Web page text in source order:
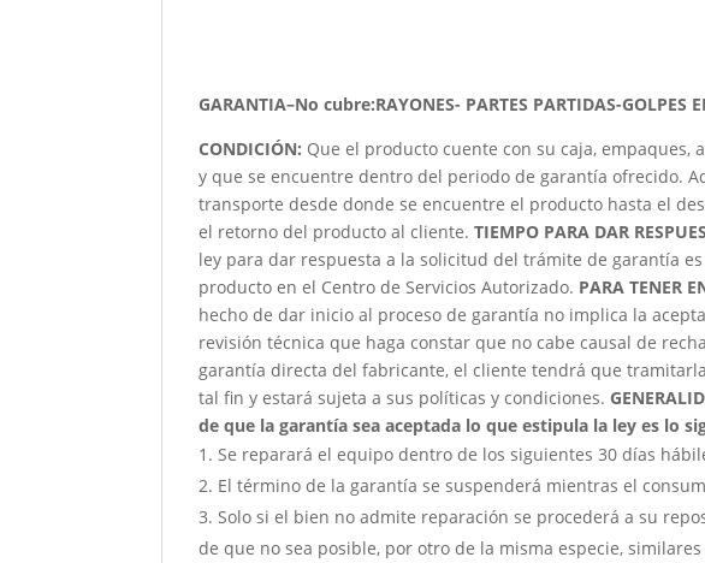
GARANTIA–No cubre:RAYONES- PARTES PARTIDAS-GOLPES
CONDICIÓN: Que el producto cuente con su caja, empaques,
y que se encuentre dentro del periodo de garantía ofrecido.
transporte desde donde se encuentre el producto hasta el
el retorno del producto al cliente.TIEMPO PARA DAR
ley para dar respuesta a la solicitud del trámite de garantía
producto en el Centro de Servicios Autorizado. PARA TENER
hecho de dar inicio al proceso de garantía no implica la
revisión técnica que haga constar que no cabe causal de
garantía directa del fabricante, el cliente tendrá que
tal fin y estará sujeta a sus políticas y condiciones.
de que la garantía sea aceptada lo que estipula la ley es lo
Se reparará el equipo dentro de los siguientes 30 días
El término de la garantía se suspenderá mientras el
Solo si el bien no admite reparación se procederá a su
de que no sea posible, por otro de la misma especie,